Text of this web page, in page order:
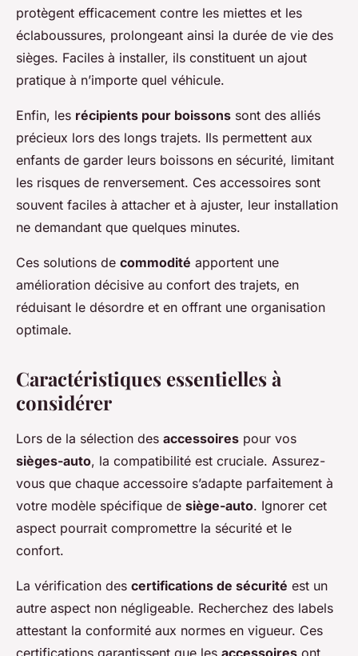
protègent efficacement contre les miettes et les
éclaboussures, prolongeant ainsi la durée de vie des
sièges. Faciles à installer, ils constituent un ajout
pratique à n’importe quel véhicule.
Enfin, les récipients pour boissons sont des alliés
précieux lors des longs trajets. Ils permettent aux
enfants de garder leurs boissons en sécurité, limitant
les risques de renversement. Ces accessoires sont
souvent faciles à attacher et à ajuster, leur installation
ne demandant que quelques minutes.
Ces solutions de commodité apportent une
amélioration décisive au confort des trajets, en
réduisant le désordre et en offrant une organisation
optimale.
Caractéristiques essentielles à
considérer
Lors de la sélection des accessoires pour vos
sièges-auto, la compatibilité est cruciale. Assurez-
vous que chaque accessoire s’adapte parfaitement à
votre modèle spécifique de siège-auto. Ignorer cet
aspect pourrait compromettre la sécurité et le
confort.
La vérification des certifications de sécurité est un
autre aspect non négligeable. Recherchez des labels
attestant la conformité aux normes en vigueur. Ces